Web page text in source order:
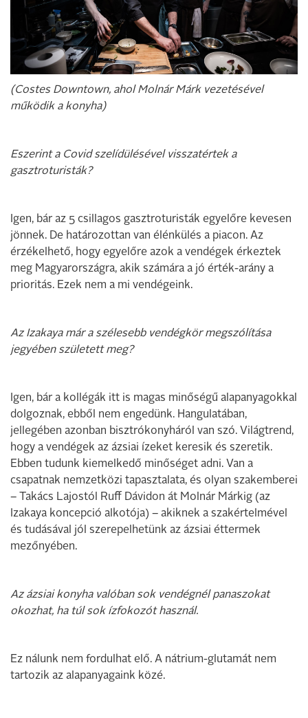
(Costes Downtown, ahol Molnár Márk vezetésével
működik a konyha)
Eszerint a Covid szelídülésével visszatértek a
gasztroturisták?
Igen, bár az 5 csillagos gasztroturisták egyelőre kevesen
jönnek. De határozottan van élénkülés a piacon. Az
érzékelhető, hogy egyelőre azok a vendégek érkeztek
meg Magyarországra, akik számára a jó érték-arány a
prioritás. Ezek nem a mi vendégeink.
Az Izakaya már a szélesebb vendégkör megszólítása
jegyében született meg?
Igen, bár a kollégák itt is magas minőségű alapanyagokkal
dolgoznak, ebből nem engedünk. Hangulatában,
jellegében azonban bisztrókonyháról van szó. Világtrend,
hogy a vendégek az ázsiai ízeket keresik és szeretik.
Ebben tudunk kiemelkedő minőséget adni. Van a
csapatnak nemzetközi tapasztalata, és olyan szakemberei
– Takács Lajostól Ruff Dávidon át Molnár Márkig (az
Izakaya koncepció alkotója) – akiknek a szakértelmével
és tudásával jól szerepelhetünk az ázsiai éttermek
mezőnyében.
Az ázsiai konyha valóban sok vendégnél panaszokat
okozhat, ha túl sok ízfokozót használ.
Ez nálunk nem fordulhat elő. A nátrium-glutamát nem
tartozik az alapanyagaink közé.